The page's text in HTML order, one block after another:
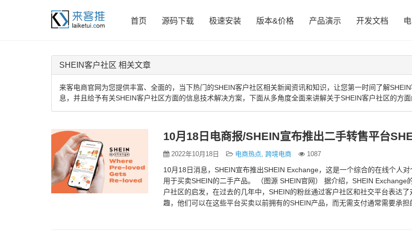
首页 源码下载 极速安装 版本&价格 产品演示 开发文档
SHEIN客户社区 相关文章
来客电商官网为您提供丰富、全面的，当下热门的SHEIN客户社区相关新闻资讯和知识，让您第一时间了解
息，并且给予有关SHEIN客户社区方面的信息技术解决方案，下面从多角度全面来讲解关于SHEIN客户社区的方面
10月18日电商报/SHEIN宣布推出二手转售平台
2022年10月18日 电商热点, 跨境电商 1087
10月18日消息，SHEIN宣布推出SHEIN Exchange，这是一个综合的在线个人对
用于买卖SHEIN的二手产品。 （图源 SHEIN官网） 据介绍，SHEIN Exchange
户社区的启发，在过去的几年中，SHEIN的粉丝通过客户社区和社交平台表达
趣，他们可以在这些平台买卖以前拥有的SHEIN产品，而无需支付通常需要承担